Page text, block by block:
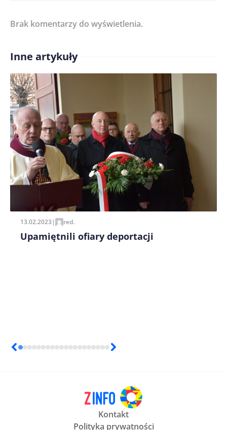
Treść komentarza*
Imię/ Nick*
Zapamiętaj moje dane w tej przeglądarce podczas
pisania kolejnych komentarzy.
Brak komentarzy do wyświetlenia.
Inne artykuły
13.02.2023| red.
Upamiętnili ofiary deportacji
Kontakt
Polityka prywatności